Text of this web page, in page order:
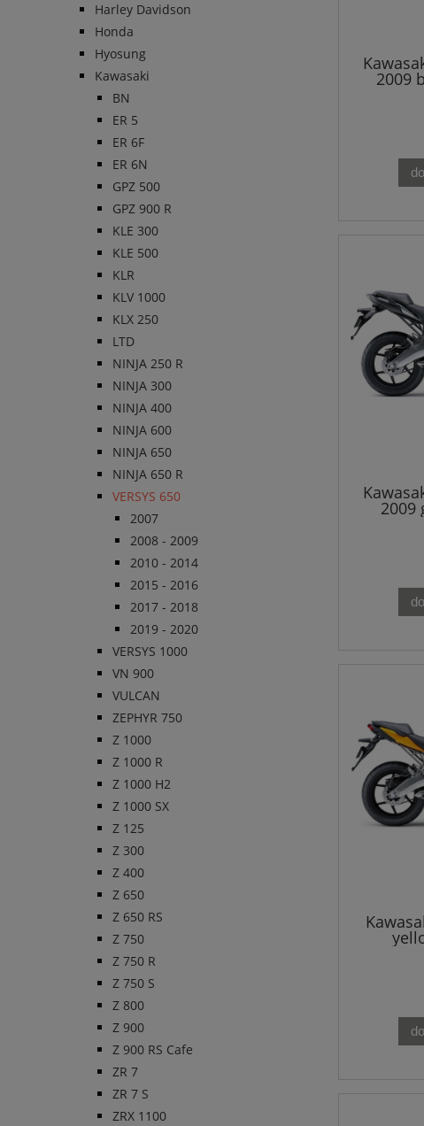
Harley Davidson
Honda
Hyosung
Kawasaki
BN
ER 5
ER 6F
ER 6N
GPZ 500
GPZ 900 R
KLE 300
KLE 500
KLR
KLV 1000
KLX 250
LTD
NINJA 250 R
NINJA 300
NINJA 400
NINJA 600
NINJA 650
NINJA 650 R
VERSYS 650
2007
2008 - 2009
2010 - 2014
2015 - 2016
2017 - 2018
2019 - 2020
VERSYS 1000
VN 900
VULCAN
ZEPHYR 750
Z 1000
Z 1000 R
Z 1000 H2
Z 1000 SX
Z 125
Z 300
Z 400
Z 650
Z 650 RS
Z 750
Z 750 R
Z 750 S
Z 800
Z 900
Z 900 RS Cafe
ZR 7
ZR 7 S
ZRX 1100
2009
2009